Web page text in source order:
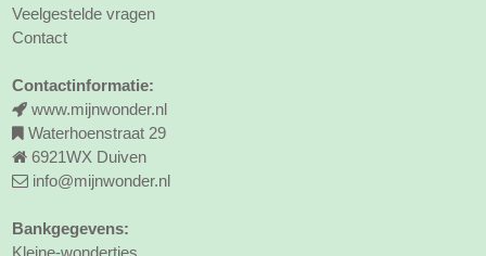
Veelgestelde vragen
Contact
Contactinformatie:
www.mijnwonder.nl
Waterhoenstraat 29
6921WX Duiven
info@mijnwonder.nl
Bankgegevens:
Kleine-wondertjes